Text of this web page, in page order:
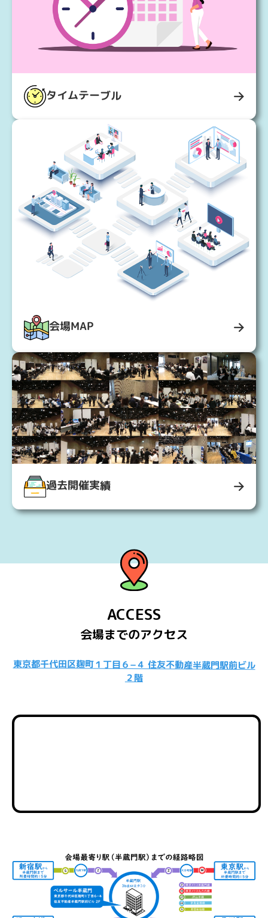
タイムテーブル
会場MAP
過去開催実績
ACCESS
会場までのアクセス
東京都千代田区麹町１丁目６−４ 住友不動産半蔵門駅前ビル
２階